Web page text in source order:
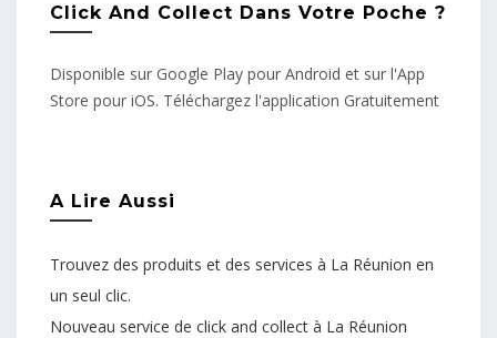
Click And Collect Dans Votre Poche ?
Disponible sur Google Play pour Android et sur l'App
Store pour iOS. Téléchargez l'application Gratuitement
A Lire Aussi
Trouvez des produits et des services à La Réunion en
un seul clic.
Nouveau service de click and collect à La Réunion